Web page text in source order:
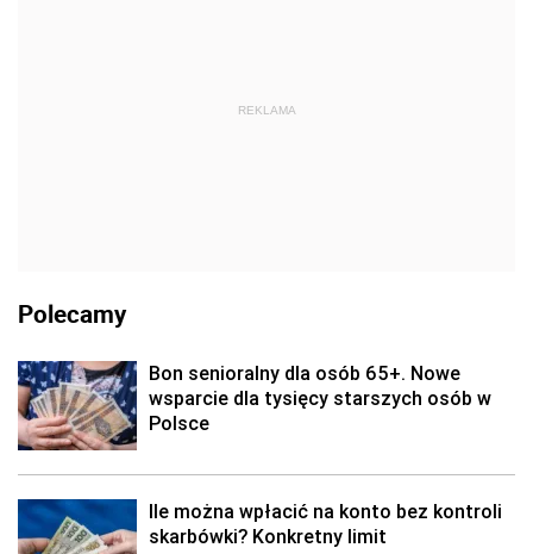
REKLAMA
Polecamy
Bon senioralny dla osób 65+. Nowe
wsparcie dla tysięcy starszych osób w
Polsce
Ile można wpłacić na konto bez kontroli
skarbówki? Konkretny limit